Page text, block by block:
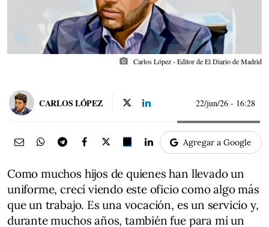
photo_camera Carlos López - Editor de El Diario de Madrid
CARLOS LÓPEZ 22/jun/26 - 16:28
Agregar a Google
Como muchos hijos de quienes han llevado un
uniforme, crecí viendo este oficio como algo más
que un trabajo. Es una vocación, es un servicio y,
durante muchos años, también fue para mí un